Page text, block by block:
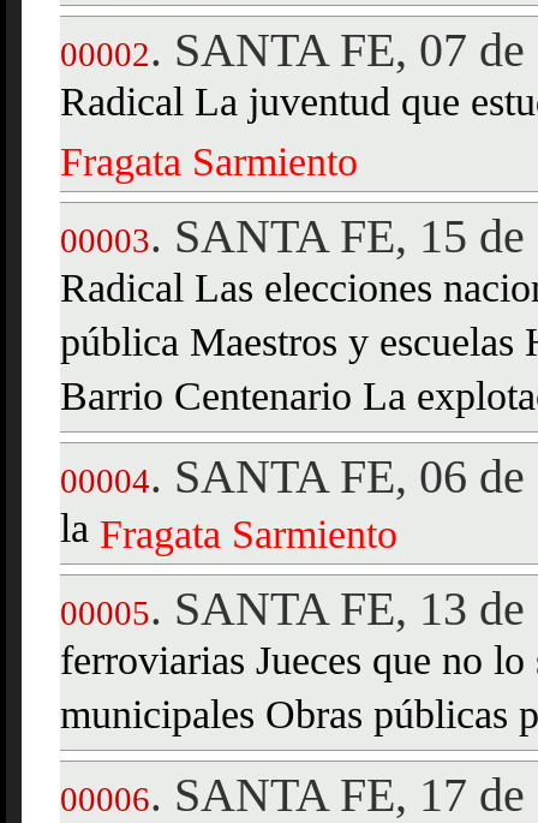
00002. SANTA FE, 07 de
Radical La juventud que
Fragata Sarmiento
00003. SANTA FE, 15
Radical Las elecciones
pública Maestros y
Barrio Centenario La
00004. SANTA FE, 06
la Fragata Sarmiento
00005. SANTA FE, 13 de
ferroviarias Jueces que no
municipales Obras públicas
00006. SANTA FE, 17